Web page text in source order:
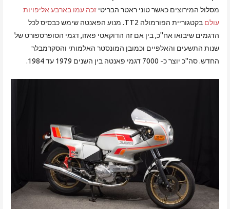
מסלול המירוצים כאשר טוני ראטר הבריטי זכה עמו בארבע אליפויות
עולם
בקטגוריית הפורמולה TT2. מנוע הפאנטה שימש כבסיס לכל
הדגמים שיבואו אח"כ, בין אם זה הדוקאטי פאזו, דגמי הסופרספורט של
שנות התשעים והאלפיים וכמובן המונסטר האלמותי והסקרמבלר
החדש. סה"כ יוצר כ- 7000 דגמי פאנטה בין השנים 1979 עד 1984.